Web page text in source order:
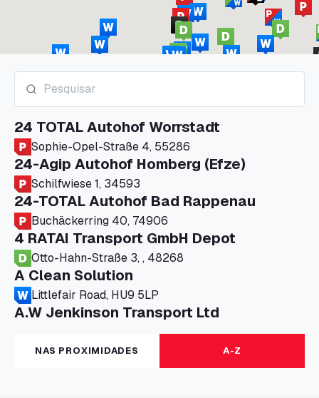
24 TOTAL Autohof Worrstadt
Sophie-Opel-Straße 4, 55286
24-Agip Autohof Homberg (Efze)
Schilfwiese 1, 34593
24-TOTAL Autohof Bad Rappenau
Buchäckerring 40, 74906
4 RATAI Transport GmbH Depot
Otto-Hahn-Straße 3, , 48268
A Clean Solution
Littlefair Road, HU9 5LP
A.W Jenkinson Transport Ltd
Progress House, ME11 5GA
A+G Nettetal - Depot Parking
Am Panneschopp 7, 41334
NAS PROXIMIDADES A-Z